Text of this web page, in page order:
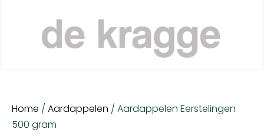
Home / Aardappelen / Aardappelen Eerstelingen
500 gram